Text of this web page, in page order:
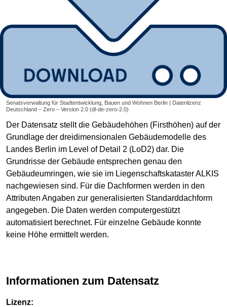
Senatsverwaltung für Stadtentwicklung, Bauen und Wohnen Berlin | Datenlizenz
Deutschland – Zero – Version 2.0 (dl-de-zero-2.0)
Der Datensatz stellt die Gebäudehöhen (Firsthöhen) auf der
Grundlage der dreidimensionalen Gebäudemodelle des
Landes Berlin im Level of Detail 2 (LoD2) dar. Die
Grundrisse der Gebäude entsprechen genau den
Gebäudeumringen, wie sie im Liegenschaftskataster ALKIS
nachgewiesen sind. Für die Dachformen werden in den
Attributen Angaben zur generalisierten Standarddachform
angegeben. Die Daten werden computergestützt
automatisiert berechnet. Für einzelne Gebäude konnte
keine Höhe ermittelt werden.
Informationen zum Datensatz
Lizenz: